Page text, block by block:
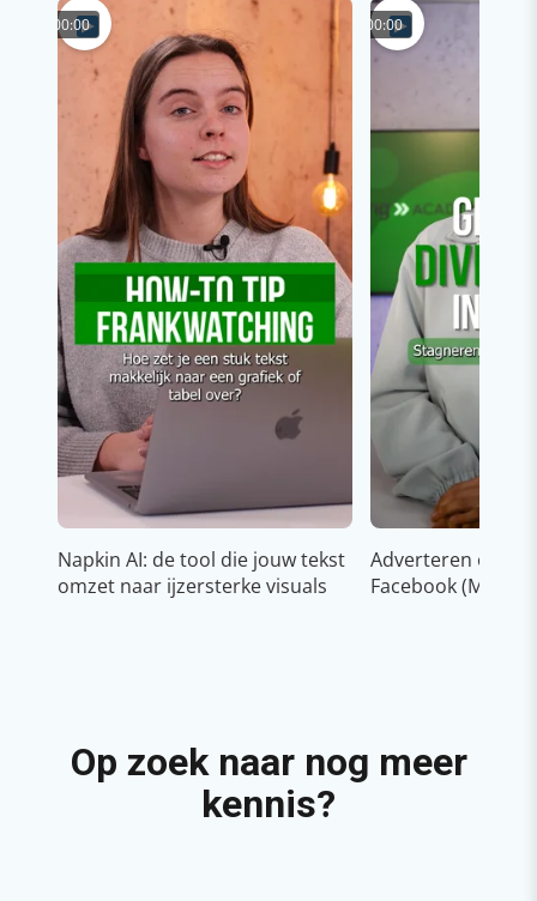
00:00
Napkin AI: de tool die jouw tekst
omzet naar ijzersterke visuals
00:00
Adverteren op
Facebook (Meta)
Op zoek naar nog meer
kennis?